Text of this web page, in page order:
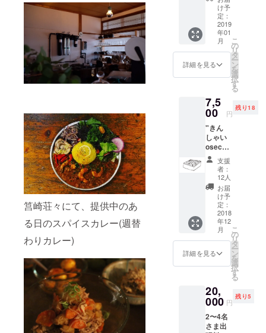
筥崎荘々にて、提供中のあ
る日のスパイスカレー(週替
わりカレー)
買い得
な、回
数券で
パイス
カレー
は １週
間毎く
らいで
変わり
ます。
写真
は、パ
キスタ
ンカ
レー カ
ラバト
※2019
年２月
から利
用可能
です。
※有効期
限は、
2019年
け予
定：
2019
年01
月
詳細を見る
こ
の
リ
タ
ー
ン
を
選
択
す
る
7,5
00 円
残り18
"きん
しゃい
osechi
" SAKI
オダイ
ドコな
らでは
の おせ
ちを準
備しま
す。 □
福岡市
内の方
は、
SAKIの
オダイ
筥崎
荘々で
お渡
し。 □
北九州
支援
者：
12人
お届
け予
定：
2018
年12
月
詳細を見る
こ
の
リ
タ
ー
ン
を
選
択
す
る
20,
000 円
残り5
2〜4名
さま出